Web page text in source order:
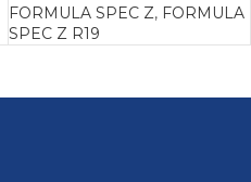
FORMULA SPEC Z, FORMULA
SPEC Z R19